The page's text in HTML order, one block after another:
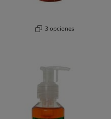
3 opciones